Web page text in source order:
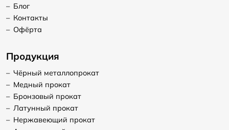
– Блог
– Контакты
– Офёрта
Продукция
– Чёрный металлопрокат
– Медный прокат
– Бронзовый прокат
– Латунный прокат
– Нержавеющий прокат